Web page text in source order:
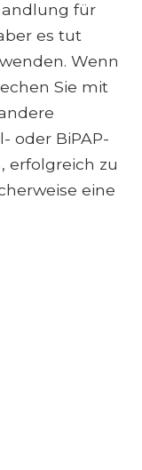
für
es tut
Wenn
Sie mit
oder BiPAP-
erfolgreich zu
eine